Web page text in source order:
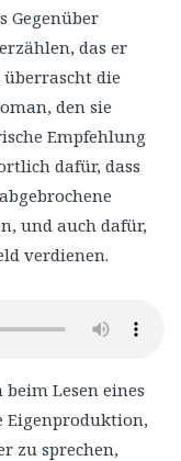
Gegenüber
das er
die
den sie
Empfehlung
dafür, dass
und auch dafür,
verdienen.
Lesen eines
Eigenproduktion,
zu sprechen,